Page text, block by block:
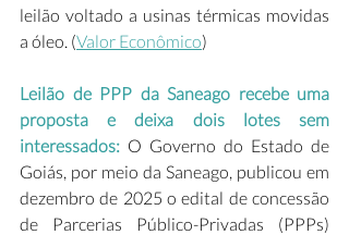
leilão voltado a usinas térmicas movidas
a óleo. (Valor Econômico)
Leilão de PPP da Saneago recebe uma
proposta e deixa dois lotes sem
interessados: O Governo do Estado de
Goiás, por meio da Saneago, publicou em
dezembro de 2025 o edital de concessão
de Parcerias Público-Privadas (PPPs)